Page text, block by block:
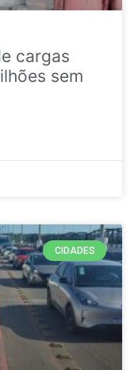
cargas
sem
CIDADES